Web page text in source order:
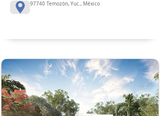
97740 Temozón, Yuc., México